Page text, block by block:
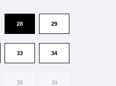
28 29
33 34
38 39